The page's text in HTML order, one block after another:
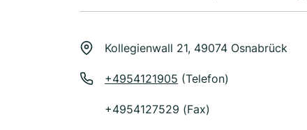
Kollegienwall 21, 49074 Osnabrück
+4954121905 (Telefon)
+4954127529 (Fax)